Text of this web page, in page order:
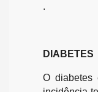
.
DIABETES
O diabetes